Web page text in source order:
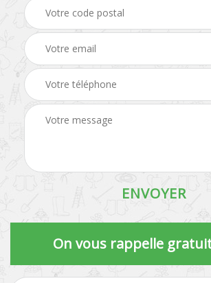
On vous rappelle